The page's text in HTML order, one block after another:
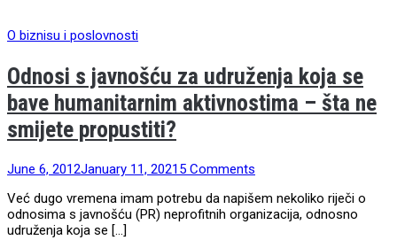
O biznisu i poslovnosti
Odnosi s javnošću za udruženja koja se
bave humanitarnim aktivnostima – šta ne
smijete propustiti?
June 6, 2012January 11, 20215 Comments
Već dugo vremena imam potrebu da napišem nekoliko riječi o
odnosima s javnošću (PR) neprofitnih organizacija, odnosno
udruženja koja se […]